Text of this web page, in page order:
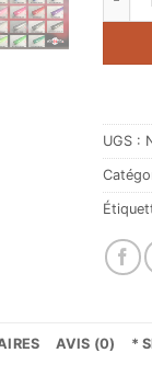
UGS :
AVIS (0) *